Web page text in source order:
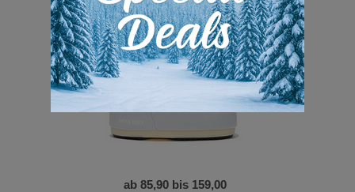
ab 85,90 bis 159,00